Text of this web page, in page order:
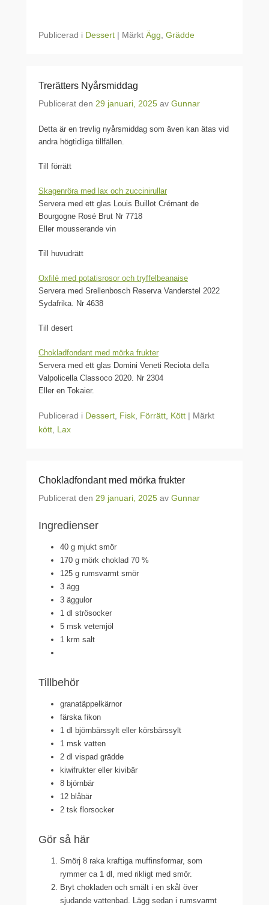
Publicerad i Dessert | Märkt Ägg Grädde
Trerätters Nyårsmiddag
Publicerat den 29 januari, 2025 av Gunnar
Detta är en trevlig nyårsmiddag som även kan ätas vid
andra högtidliga tillfällen.
Till förrätt
Skagenröra med lax och zuccinirullar
Servera med ett glas Louis Buillot Crémant de
Bourgogne Rosé Brut Nr 7718
Eller mousserande vin
Till huvudrätt
Oxfilé med potatisrosor och tryffelbeanaise
Servera med Srellenbosch Reserva Vanderstel 2022
Sydafrika. Nr 4638
Till desert
Chokladfondant med mörka frukter
Servera med ett glas Domini Veneti Reciota della
Valpolicella Classoco 2020. Nr 2304
Eller en Tokaier.
Publicerad i Dessert Fisk Förrätt Kött | Märkt
kött Lax
Chokladfondant med mörka frukter
Publicerat den 29 januari, 2025 av Gunnar
Ingredienser
40 g mjukt smör
170 g mörk choklad 70 %
125 g rumsvarmt smör
3 ägg
3 äggulor
1 dl strösocker
5 msk vetemjöl
1 krm salt
Tillbehör
granatäppelkärnor
färska fikon
1 dl björnbärssylt eller körsbärssylt
1 msk vatten
2 dl vispad grädde
kiwifrukter eller kivibär
8 björnbär
12 blåbär
2 tsk florsocker
Gör så här
Smörj 8 raka kraftiga muffinsformar, som
rymmer ca 1 dl, med rikligt med smör.
Bryt chokladen och smält i en skål över
sjudande vattenbad. Lägg sedan i rumsvarmt